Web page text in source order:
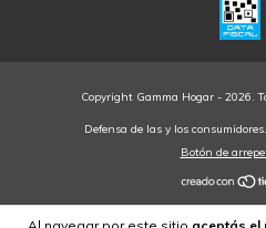
Copyright Gamma Hogar - 2026.
Defensa de las y los
Botón de